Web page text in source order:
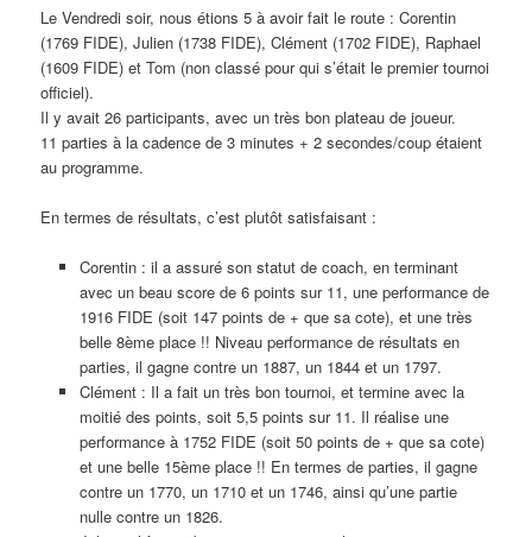
Le Vendredi soir, nous étions 5 à avoir fait le route : Corentin
(1769 FIDE), Julien (1738 FIDE), Clément (1702 FIDE), Raphael
(1609 FIDE) et Tom (non classé pour qui s’était le premier tournoi
officiel).
Il y avait 26 participants, avec un très bon plateau de joueur.
11 parties à la cadence de 3 minutes + 2 secondes/coup étaient
au programme.
En termes de résultats, c’est plutôt satisfaisant :
Corentin : il a assuré son statut de coach, en terminant
avec un beau score de 6 points sur 11, une performance de
1916 FIDE (soit 147 points de + que sa cote), et une très
belle 8ème place !! Niveau performance de résultats en
parties, il gagne contre un 1887, un 1844 et un 1797.
Clément : Il a fait un très bon tournoi, et termine avec la
moitié des points, soit 5,5 points sur 11. Il réalise une
performance à 1752 FIDE (soit 50 points de + que sa cote)
et une belle 15ème place !! En termes de parties, il gagne
contre un 1770, un 1710 et un 1746, ainsi qu’une partie
nulle contre un 1826.